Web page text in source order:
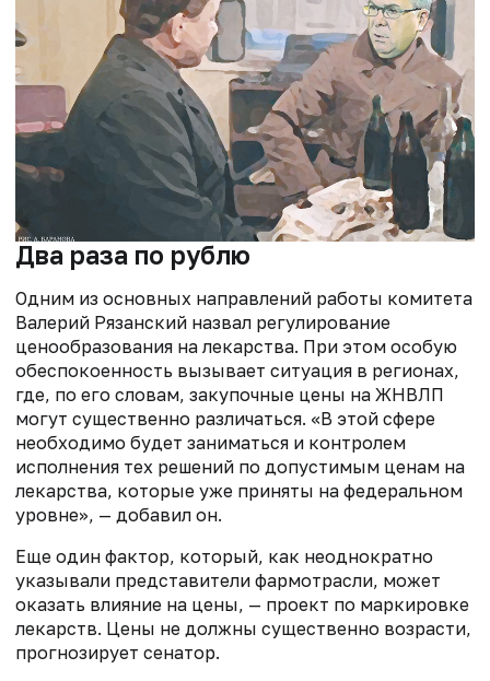
Два раза по рублю
Одним из основных направлений работы комитета
Валерий Рязанский назвал регулирование
ценообразования на лекарства. При этом особую
обеспокоенность вызывает ситуация в регионах,
где, по его словам, закупочные цены на ЖНВЛП
могут существенно различаться. «В этой сфере
необходимо будет заниматься и контролем
исполнения тех решений по допустимым ценам на
лекарства, которые уже приняты на федеральном
уровне», — добавил он.
Еще один фактор, который, как неоднократно
указывали представители фармотрасли, может
оказать влияние на цены, — проект по маркировке
лекарств. Цены не должны существенно возрасти,
прогнозирует сенатор.